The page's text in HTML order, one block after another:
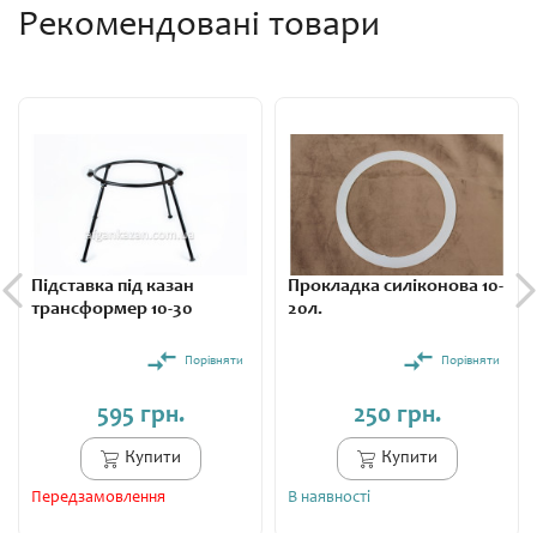
Діаметр верх 170-190 мм.
Комплектація Заводська/Стандартна
Вес
Рекомендовані товари
Підставка під казан
трансформер 10-30
Порівняти
595 грн.
Купити
Передзамовлення
Прокладка силіконова 10-
20л.
Порівняти
250 грн.
Купити
В наявності